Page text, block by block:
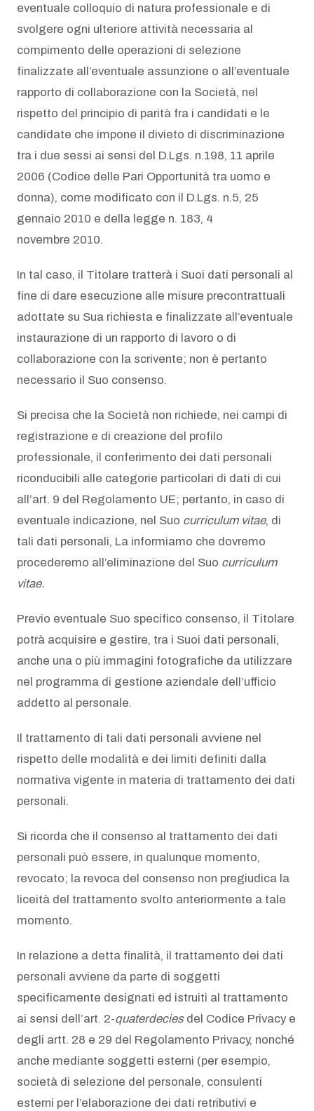
eventuale colloquio di natura professionale e di
svolgere ogni ulteriore attività necessaria al
compimento delle operazioni di selezione
finalizzate all’eventuale assunzione o all’eventuale
rapporto di collaborazione con la Società, nel
rispetto del principio di parità fra i candidati e le
candidate che impone il divieto di discriminazione
tra i due sessi ai sensi del D.Lgs. n.198, 11 aprile
2006 (Codice delle Pari Opportunità tra uomo e
donna), come modificato con il D.Lgs. n.5, 25
gennaio 2010 e della legge n. 183, 4
novembre 2010.
In tal caso, il Titolare tratterà i Suoi dati personali al
fine di dare esecuzione alle misure precontrattuali
adottate su Sua richiesta e finalizzate all’eventuale
instaurazione di un rapporto di lavoro o di
collaborazione con la scrivente; non è pertanto
necessario il Suo consenso.
Si precisa che la Società non richiede, nei campi di
registrazione e di creazione del profilo
professionale, il conferimento dei dati personali
riconducibili alle categorie particolari di dati di cui
all’art. 9 del Regolamento UE; pertanto, in caso di
eventuale indicazione, nel Suo curriculum vitae, di
tali dati personali, La informiamo che dovremo
procederemo all’eliminazione del Suo curriculum
vitae.
Previo eventuale Suo specifico consenso, il Titolare
potrà acquisire e gestire, tra i Suoi dati personali,
anche una o più immagini fotografiche da utilizzare
nel programma di gestione aziendale dell’ufficio
addetto al personale.
Il trattamento di tali dati personali avviene nel
rispetto delle modalità e dei limiti definiti dalla
normativa vigente in materia di trattamento dei dati
personali.
Si ricorda che il consenso al trattamento dei dati
personali può essere, in qualunque momento,
revocato; la revoca del consenso non pregiudica la
liceità del trattamento svolto anteriormente a tale
momento.
In relazione a detta finalità, il trattamento dei dati
personali avviene da parte di soggetti
specificamente designati ed istruiti al trattamento
ai sensi dell’art. 2-quaterdeciesdel Codice Privacy e
degli artt. 28 e 29 del Regolamento Privacy, nonché
anche mediante soggetti esterni (per esempio,
società di selezione del personale, consulenti
esterni per l’elaborazione dei dati retributivi e